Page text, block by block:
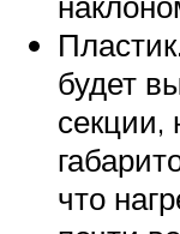
будет
секции,
что